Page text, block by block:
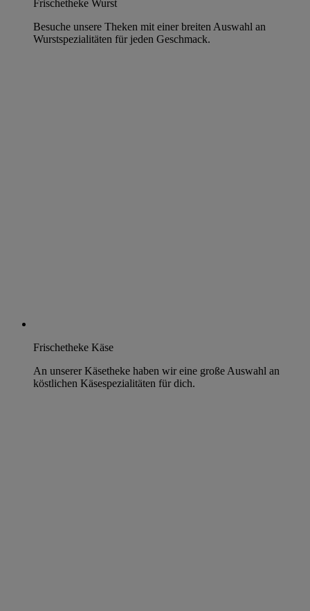
Frischetheke Wurst
Besuche unsere Theken mit einer breiten Auswahl an
Wurstspezialitäten für jeden Geschmack.
Frischetheke Käse
An unserer Käsetheke haben wir eine große Auswahl an
köstlichen Käsespezialitäten für dich.